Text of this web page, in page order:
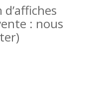
: nous